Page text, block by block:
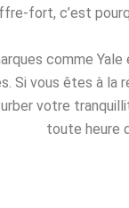
fort, c’est
comme
vous êtes à la
votre
toute heure